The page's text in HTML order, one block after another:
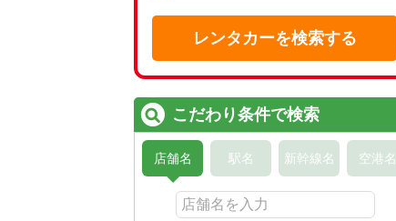
レンタカーを検索する
こだわり条件で検索
店舗名 駅名 新幹線名 空港名